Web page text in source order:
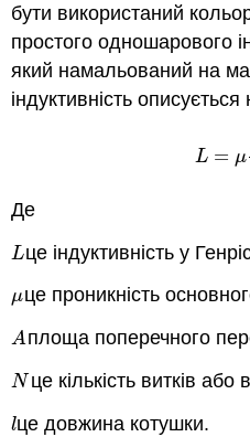
бути використаний
простого одношарового
який намальований на
індуктивність
L = μ
(9.2.7)
Де
L
Lце індуктивність у
μ
μце проникність
A
Aплоща поперечного
N
N це кількість витків або
l
lце довжина котушки.